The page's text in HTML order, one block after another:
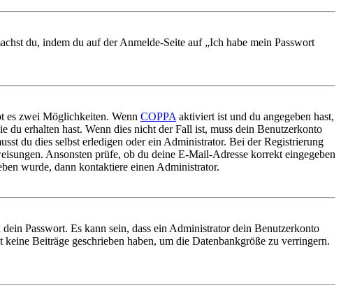
du, indem du auf der Anmelde-Seite auf „Ich habe mein Passwort
es zwei Möglichkeiten. Wenn COPPA aktiviert ist und du angegeben hast,
du erhalten hast. Wenn dies nicht der Fall ist, muss dein Benutzerkonto
du dies selbst erledigen oder ein Administrator. Bei der Registrierung
Ansonsten prüfe, ob du deine E-Mail-Adresse korrekt eingegeben
wurde, dann kontaktiere einen Administrator.
Passwort. Es kann sein, dass ein Administrator dein Benutzerkonto
Beiträge geschrieben haben, um die Datenbankgröße zu verringern.